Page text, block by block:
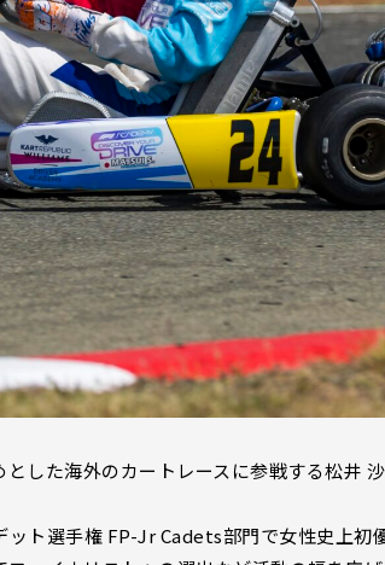
した海外のカートレースに参戦する松井
ト選手権 FP-Jr Cadets部門で女性史上初